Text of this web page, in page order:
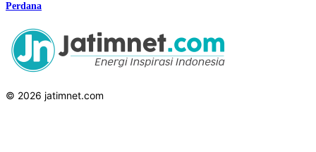
Perdana
© 2026 jatimnet.com